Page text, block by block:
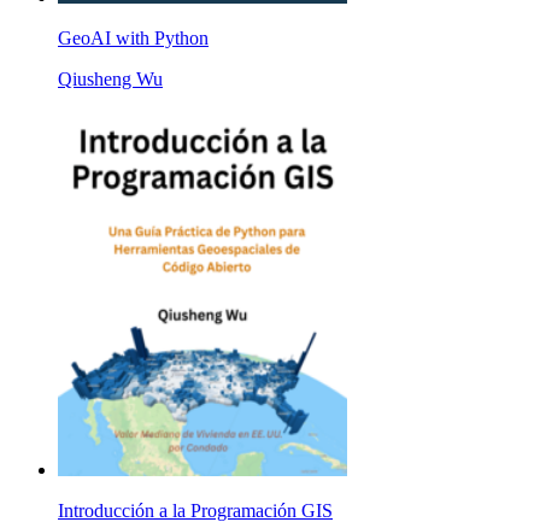
GeoAI with Python
Qiusheng Wu
Introducción a la Programación GIS